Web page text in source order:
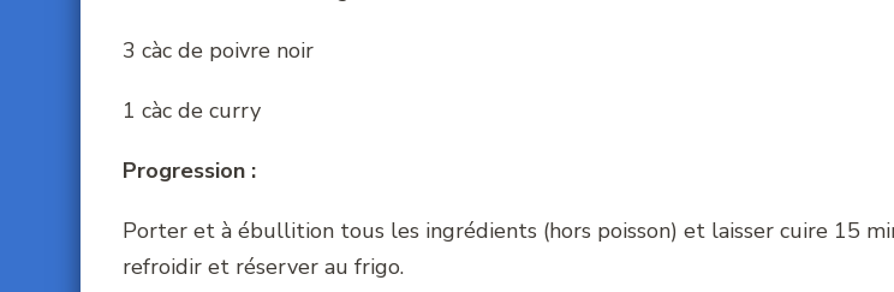
3 càc de poivre noir
1 càc de curry
Progression :
Porter et à ébullition tous les ingrédients (hors poisson) et laisser cuire 15
refroidir et réserver au frigo.